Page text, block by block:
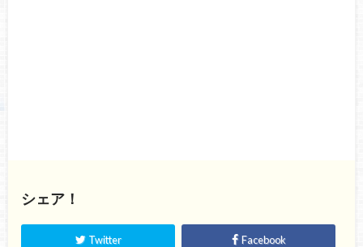
シェア！
Twitter Facebook